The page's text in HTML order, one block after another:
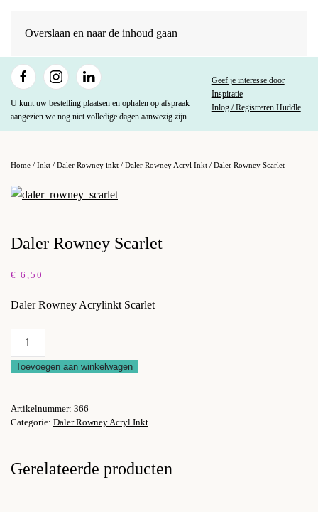
Overslaan en naar de inhoud gaan
U kunt uw bestelling plaatsen en ophalen op afspraak
aangezien we nog niet volledige dagen aanwezig zijn.
Geef je interesse door
Inspiratie
Inlog / Registreren Huddle
Home / Inkt / Daler Rowney inkt / Daler Rowney Acryl Inkt / Daler Rowney Scarlet
Daler Rowney Scarlet
€ 6,50
Daler Rowney Acrylinkt Scarlet
Daler
Rowney
Scarlet
Toevoegen aan winkelwagen
Artikelnummer: 366
Categorie: Daler Rowney Acryl Inkt
Gerelateerde producten